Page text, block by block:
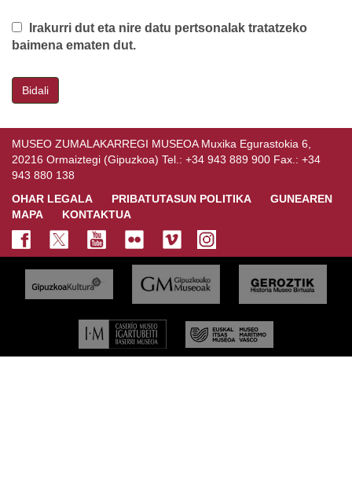
Irakurri dut eta nire datu pertsonalak tratatzeko
baimena ematen dut.
Bidali
MUSEO ZUMALAKARREGI MUSEOA Muxika Egurastokia 6,
20216 Ormaiztegi (Gipuzkoa) Tel.: +34 943 889 900 Fax.: +34
943 880 138
OHAR LEGALA
PRIBATUTASUN POLITIKA
GUNEAREN
MAPA
KONTAKTUA